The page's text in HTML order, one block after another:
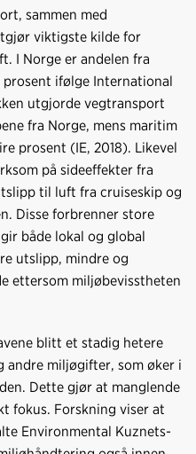
sammen med
viktigste kilde for
I Norge er andelen fra
ifølge International
utgjorde vegtransport
fra Norge, mens maritim
prosent (IE, 2018). Likevel
på sideeffekter fra
til luft fra cruiseskip og
Disse forbrenner store
både lokal og global
utslipp, mindre og
ettersom miljøbevisstheten
blitt et stadig hetere
andre miljøgifter, som øker i
Dette gjør at manglende
fokus. Forskning viser at
Environmental Kuznets-